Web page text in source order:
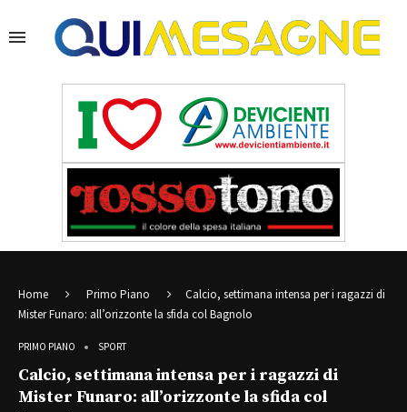
Home Primo Piano
Calcio, settimana intensa per i ragazzi di
Mister Funaro: all’orizzonte la sfida col Bagnolo
PRIMO PIANO SPORT
Calcio, settimana intensa per i ragazzi di
Mister Funaro: all’orizzonte la sfida col